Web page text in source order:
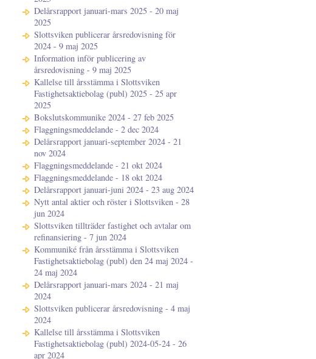
Delårsrapport januari-mars 2025 - 20 maj
2025
Slottsviken publicerar årsredovisning för
2024 - 9 maj 2025
Information inför publicering av
årsredovisning - 9 maj 2025
Kallelse till årsstämma i Slottsviken
Fastighetsaktiebolag (publ) 2025 - 25 apr
2025
Bokslutskommunike 2024 - 27 feb 2025
Flaggningsmeddelande - 2 dec 2024
Delårsrapport januari-september 2024 - 21
nov 2024
Flaggningsmeddelande - 21 okt 2024
Flaggningsmeddelande - 18 okt 2024
Delårsrapport januari-juni 2024 - 23 aug 2024
Nytt antal aktier och röster i Slottsviken - 28
jun 2024
Slottsviken tillträder fastighet och avtalar om
refinansiering - 7 jun 2024
Kommuniké från årsstämma i Slottsviken
Fastighetsaktiebolag (publ) den 24 maj 2024 -
24 maj 2024
Delårsrapport januari-mars 2024 - 21 maj
2024
Slottsviken publicerar årsredovisning - 4 maj
2024
Kallelse till årsstämma i Slottsviken
Fastighetsaktiebolag (publ) 2024-05-24 - 26
apr 2024